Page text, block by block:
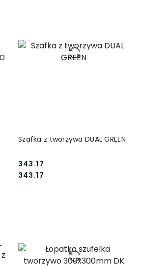
Szafka z tworzywa DUAL GREEN
Cena:
343.17
Cena:
343.17